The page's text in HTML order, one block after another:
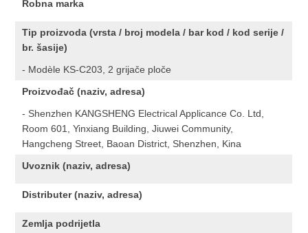
Robna marka
Tip proizvoda (vrsta / broj modela / bar kod / kod serije /
br. šasije)
- Modèle KS-C203, 2 grijače ploče
Proizvođač (naziv, adresa)
- Shenzhen KANGSHENG Electrical Applicance Co. Ltd,
Room 601, Yinxiang Building, Jiuwei Community,
Hangcheng Street, Baoan District, Shenzhen, Kina
Uvoznik (naziv, adresa)
Distributer (naziv, adresa)
Zemlja podrijetla